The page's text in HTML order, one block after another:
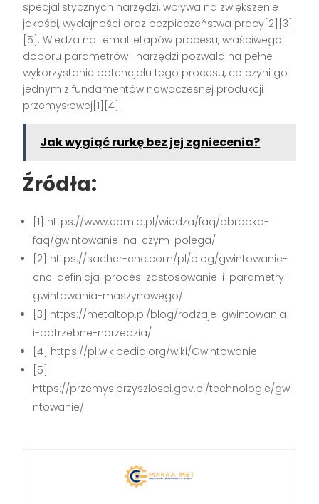
specjalistycznych narzędzi, wpływa na zwiększenie
jakości, wydajności oraz bezpieczeństwa pracy[2][3]
[5]. Wiedza na temat etapów procesu, właściwego
doboru parametrów i narzędzi pozwala na pełne
wykorzystanie potencjału tego procesu, co czyni go
jednym z fundamentów nowoczesnej produkcji
przemysłowej[1][4].
Jak wygiąć rurkę bez jej zgniecenia?
Źródła:
[1] https://www.ebmia.pl/wiedza/faq/obrobka-
faq/gwintowanie-na-czym-polega/
[2] https://sacher-cnc.com/pl/blog/gwintowanie-
cnc-definicja-proces-zastosowanie-i-parametry-
gwintowania-maszynowego/
[3] https://metaltop.pl/blog/rodzaje-gwintowania-
i-potrzebne-narzedzia/
[4] https://pl.wikipedia.org/wiki/Gwintowanie
[5]
https://przemyslprzyszlosci.gov.pl/technologie/gwi
ntowanie/